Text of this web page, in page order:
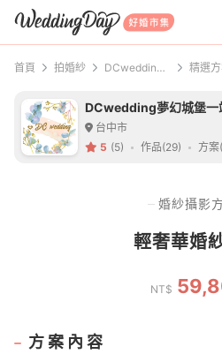
WeddingDay 好
首頁 拍婚紗 DCwedding夢幻城堡一站式婚禮服務 精選
DCwedding夢幻城堡一
台中市
5 (5) 作品(29) 方案
婚紗攝影
輕奢華婚
NT$
方案內容